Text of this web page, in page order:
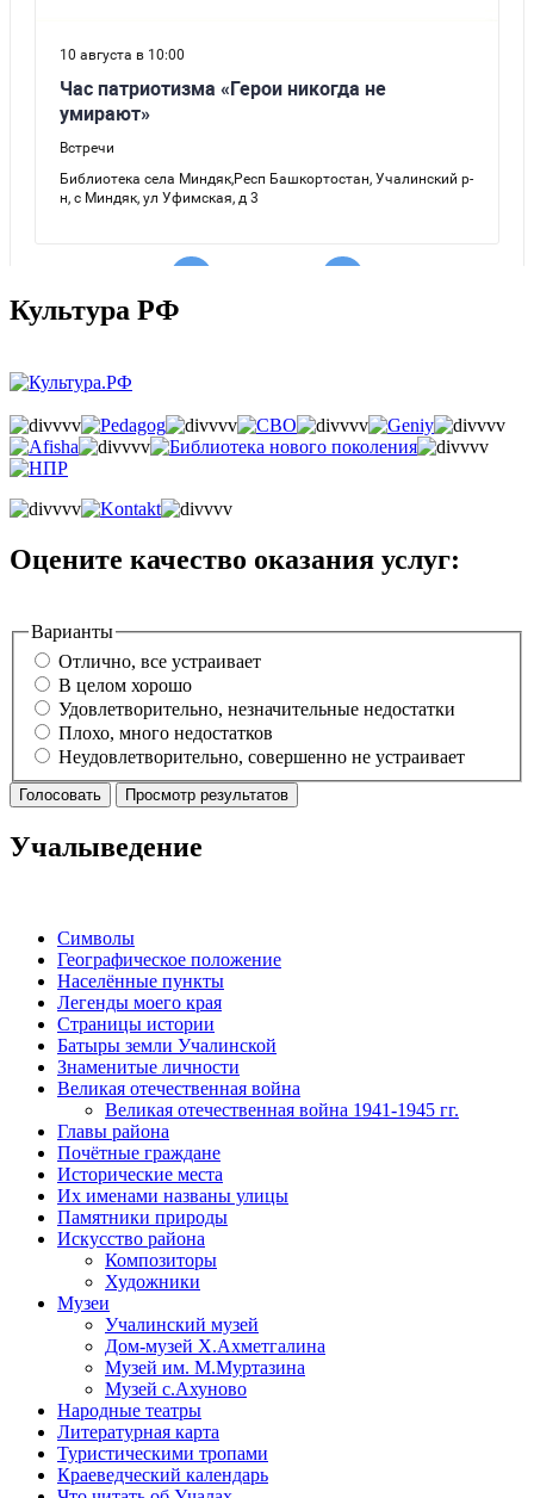
Культура РФ
Оцените качество оказания услуг:
Варианты
Отлично, все устраивает
В целом хорошо
Удовлетворительно, незначительные недостатки
Плохо, много недостатков
Неудовлетворительно, совершенно не устраивает
Учалыведение
Символы
Географическое положение
Населённые пункты
Легенды моего края
Страницы истории
Батыры земли Учалинской
Знаменитые личности
Великая отечественная война
Великая отечественная война 1941-1945 гг.
Главы района
Почётные граждане
Исторические места
Их именами названы улицы
Памятники природы
Искусство района
Композиторы
Художники
Музеи
Учалинский музей
Дом-музей Х.Ахметгалина
Музей им. М.Муртазина
Музей с.Ахуново
Народные театры
Литературная карта
Туристическими тропами
Краеведческий календарь